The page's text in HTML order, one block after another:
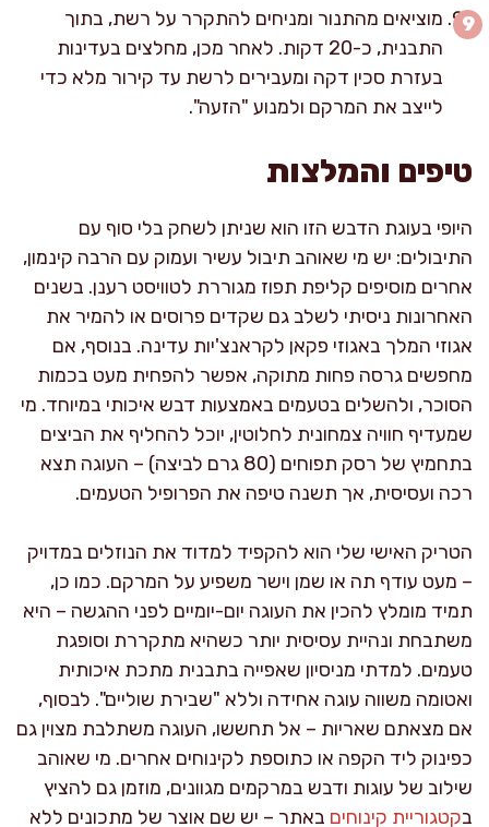
מוציאים מהתנור ומניחים להתקרר על רשת, בתוך
התבנית, כ-20 דקות. לאחר מכן, מחלצים בעדינות
בעזרת סכין דקה ומעבירים לרשת עד קירור מלא כדי
לייצב את המרקם ולמנוע "הזעה".
טיפים והמלצות
היופי בעוגת הדבש הזו הוא שניתן לשחק בלי סוף עם
התיבולים: יש מי שאוהב תיבול עשיר ועמוק עם הרבה קינמון,
אחרים מוסיפים קליפת תפוז מגוררת לטוויסט רענן. בשנים
האחרונות ניסיתי לשלב גם שקדים פרוסים או להמיר את
אגוזי המלך באגוזי פקאן לקראנצ'יות עדינה. בנוסף, אם
מחפשים גרסה פחות מתוקה, אפשר להפחית מעט בכמות
הסוכר, ולהשלים בטעמים באמצעות דבש איכותי במיוחד. מי
שמעדיף חוויה צמחונית לחלוטין, יוכל להחליף את הביצים
בתחמיץ של רסק תפוחים (80 גרם לביצה) – העוגה תצא
רכה ועסיסית, אך תשנה טיפה את הפרופיל הטעמים.
הטריק האישי שלי הוא להקפיד למדוד את הנוזלים במדויק
– מעט עודף תה או שמן וישר משפיע על המרקם. כמו כן,
תמיד מומלץ להכין את העוגה יום-יומיים לפני ההגשה – היא
משתבחת ונהיית עסיסית יותר כשהיא מתקררת וסופגת
טעמים. למדתי מניסיון שאפייה בתבנית מתכת איכותית
ואטומה משווה עוגה אחידה וללא "שבירת שוליים". לבסוף,
אם מצאתם שאריות – אל תחששו, העוגה משתלבת מצוין גם
כפינוק ליד הקפה או כתוספת לקינוחים אחרים. מי שאוהב
שילוב של עוגות ודבש במרקמים מגוונים, מוזמן גם להציץ
בקטגוריית קינוחים באתר – יש שם אוצר של מתכונים ללא